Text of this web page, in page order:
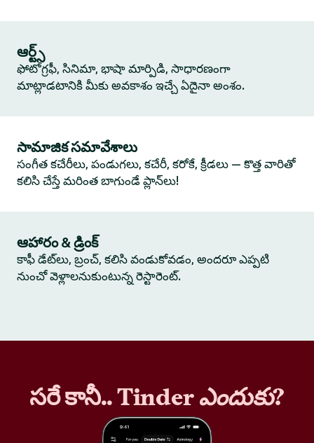
ఆర్ట్స్
ఫోటోగ్రఫీ, సినిమా, భాషా మార్పిడి, సాధారణంగా
మాట్లాడటానికి మీకు అవకాశం ఇచ్చే ఏదైనా అంశం.
సామాజిక సమావేశాలు
సంగీత కచేరీలు, పండుగలు, కచేరీ, కరోకే, క్రీడలు — కొత్త వారితో
కలిసి చేస్తే మరింత బాగుండే ప్లాన్‌లు!
ఆహారం & డ్రింక్
కాఫీ డేట్‌లు, బ్రంచ్, కలిసి వండుకోవడం, అందరూ ఎప్పటి
నుంచో వెళ్లాలనుకుంటున్న రెస్టారెంట్.
సరే కానీ.. Tinderఎందుకు?